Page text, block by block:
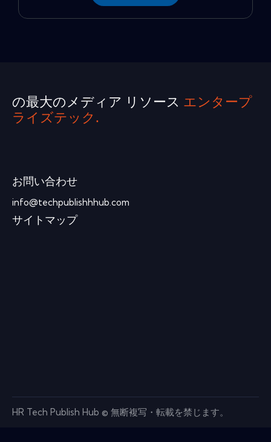
の最大のメディア リソース エンタープ
ライズテック.
お問い合わせ
info@techpublishhhub.com
サイトマップ
HR Tech Publish Hub © 無断複写・転載を禁じます。